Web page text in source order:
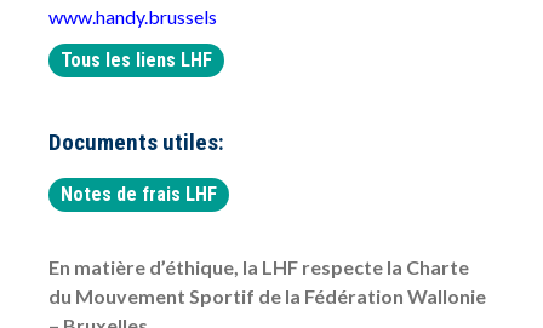
www.handy.brussels
Tous les liens LHF
Documents utiles:
Notes de frais LHF
En matière d’éthique, la LHF respecte la Charte
du Mouvement Sportif de la Fédération Wallonie